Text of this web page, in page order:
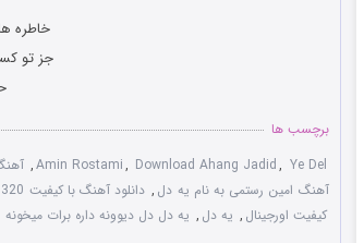
خاطره
جز تو
برچسب ها
Amin Rostami, Download Ahang Jadid, Ye Del
,
آهنگ امین رستمی به نام یه دل , دانلود آهنگ با کیفیت 320
کیفیت اورجینال , یه دل , یه دل دل دیوونه داره برات میخونه